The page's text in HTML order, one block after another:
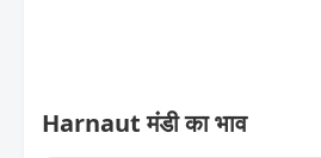
Harnaut मंडी का भाव